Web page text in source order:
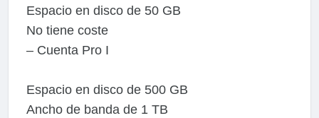
Espacio en disco de 50 GB
No tiene coste
– Cuenta Pro I
Espacio en disco de 500 GB
Ancho de banda de 1 TB